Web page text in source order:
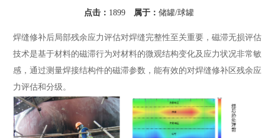
点击： 1899 属于：储罐/球罐
焊缝修补后局部残余应力评估对焊缝完整性至关重要，磁滞无损评估
技术是基于材料的磁滞行为对材料的微观结构变化及应力状况非常敏
感，通过测量焊接结构件的磁滞参数，能有效的对焊缝修补区残余应
力评估和分级。